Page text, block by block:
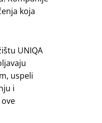
koja
UNIQA
uspeli
i